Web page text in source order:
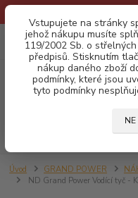
Vstupujete na stránky
jehož nákupu musíte
119/2002 Sb. o
předpisů. Stisknutím
nákup daného zboží
podmínky, které jsou
tyto podmínky
NE
Úvod GRAND POWER
ND Grand Power Vodící tyč -